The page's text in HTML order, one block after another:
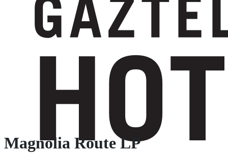
Magnolia Route LP